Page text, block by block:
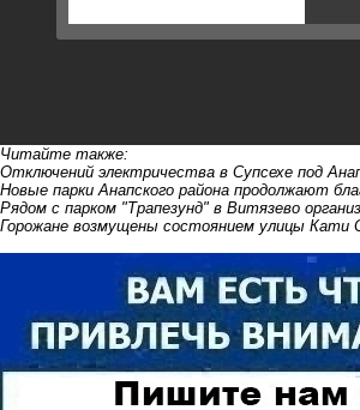
Читайте также:
Отключений электричества в Супсехе под
Новые парки Анапского района продолжают
Рядом с парком "Трапезунд" в Витязево
Горожане возмущены состоянием улицы Кати